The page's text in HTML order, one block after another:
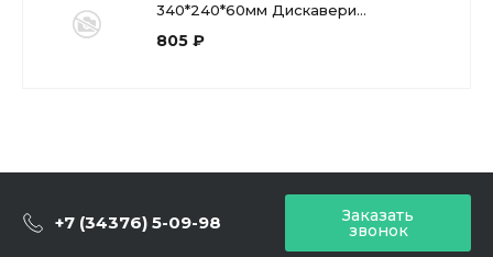
340*240*60мм Дискавери
антипригарное покрытие
805 ₽
+7 (34376) 5-09-98 Заказать
звонок